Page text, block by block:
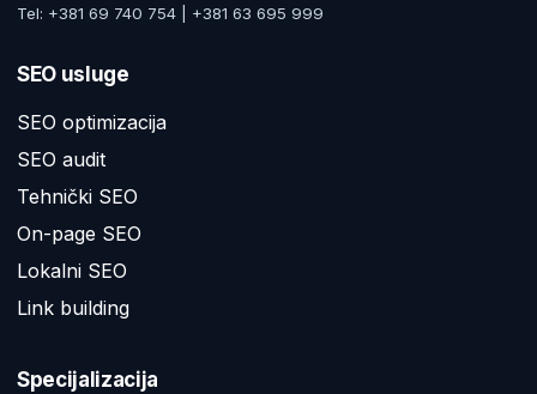
Tel: +381 69 740 754 | +381 63 695 999
SEO usluge
SEO optimizacija
SEO audit
Tehnički SEO
On-page SEO
Lokalni SEO
Link building
Specijalizacija